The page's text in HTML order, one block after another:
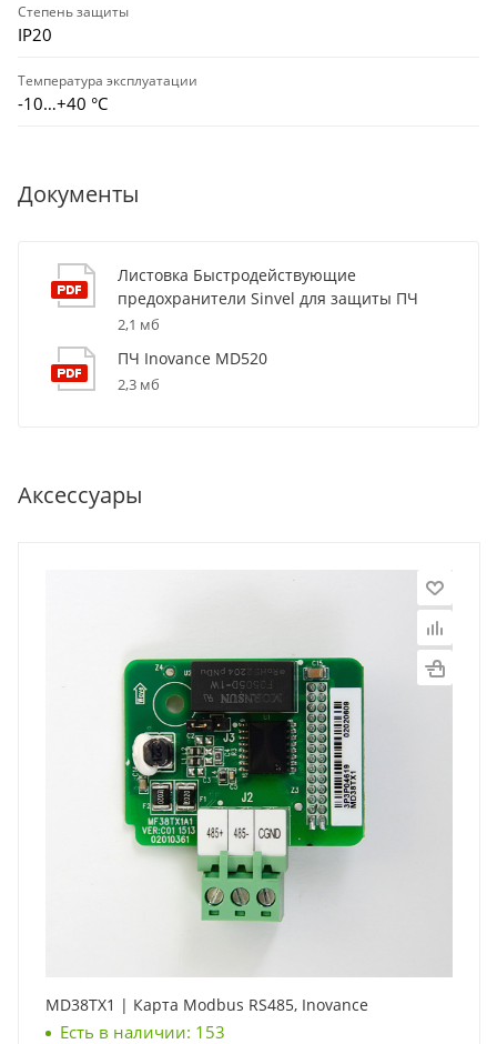
Степень защиты
IP20
Температура эксплуатации
-10…+40 °С
Документы
Листовка Быстродействующие
предохранители Sinvel для защиты ПЧ
2,1 мб
ПЧ Inovance MD520
2,3 мб
Аксессуары
MD38TX1 | Карта Modbus RS485, Inovance
Есть в наличии: 153